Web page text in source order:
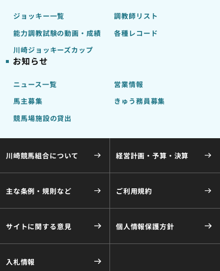
ジョッキー一覧
調教師リスト
能力調教試験の動画・成績
各種レコード
川崎ジョッキーズカップ
お知らせ
ニュース一覧
営業情報
馬主募集
きゅう務員募集
競馬場施設の貸出
川崎競馬組合について 経営計画・予算・決算
主な条例・規則など ご利用規約
サイトに関する意見 個人情報保護方針
入札情報